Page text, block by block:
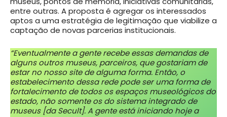
entre outras. A proposta é agregar os interessados
aptos a uma estratégia de legitimação que viabilize a
captação de novas parcerias institucionais.
“Eventualmente a gente recebe essas demandas de
alguns outros museus, parceiros, que gostariam de
estar no nosso site de alguma forma. Então, o
estabelecimento dessa rede pode ser uma forma de
fortalecimento de todos os espaços museológicos do
estado, não somente os do sistema integrado de
museus [da Secult]. A gente está iniciando hoje a